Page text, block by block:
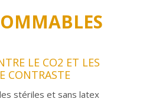
LE CO2 ET LES
CONTRASTE
stériles et sans latex